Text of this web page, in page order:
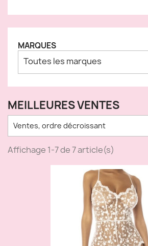
MARQUES
Toutes les marques
MEILLEURES VENTES
Ventes, ordre décroissant
Affichage 1-7 de 7 article(s)